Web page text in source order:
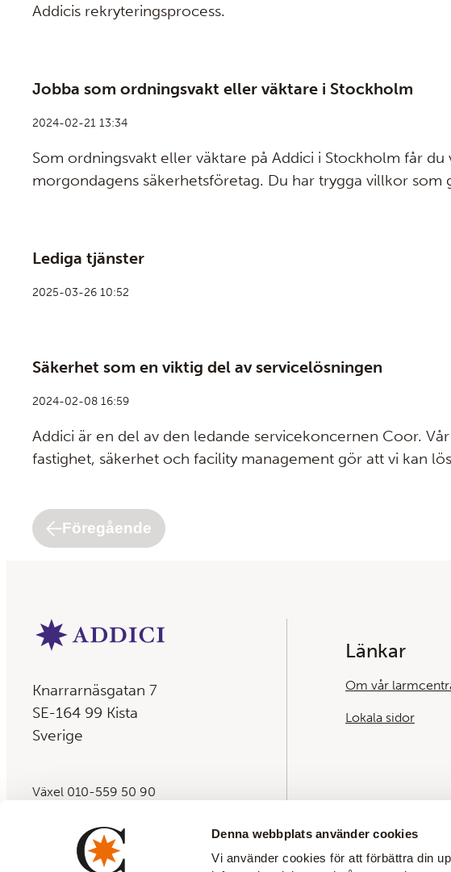
Denna webbplats använder cookies
Vi använder cookies för att förbättra din
Addicis rekryteringsprocess.
Jobba som ordningsvakt eller väktare i Stockholm
2024-02-21 13:34
Som ordningsvakt eller väktare på Addici i Stockholm får
morgondagens säkerhetsföretag. Du har trygga villkor som
Lediga tjänster
2025-03-26 10:52
Säkerhet som en viktig del av servicelösningen
2024-02-08 16:59
Addici är en del av den ledande servicekoncernen Coor.
fastighet, säkerhet och facility management gör att vi kan
lösningen.
Föregående
Knarrarnäsgatan 7
SE-164 99 Kista
Sverige
Växel 010-559 50 90
Länkar
Om vår
Lokala sidor